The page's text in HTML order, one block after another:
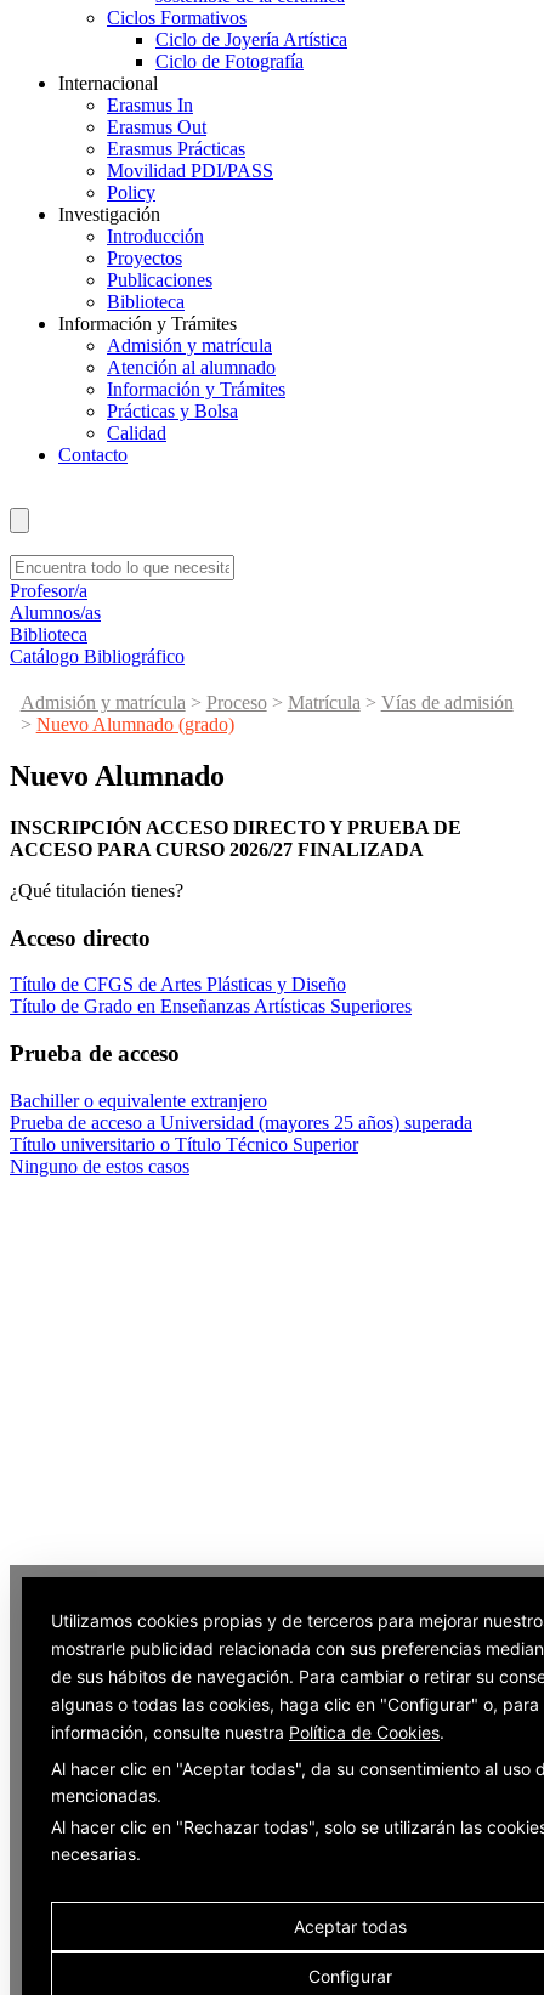
Ciclos Formativos
Ciclo de Joyería Artística
Ciclo de Fotografía
Internacional
Erasmus In
Erasmus Out
Erasmus Prácticas
Movilidad PDI/PASS
Policy
Investigación
Introducción
Proyectos
Publicaciones
Biblioteca
Información y Trámites
Admisión y matrícula
Atención al alumnado
Información y Trámites
Prácticas y Bolsa
Calidad
Contacto
Profesor/a
Alumnos/as
Biblioteca
Catálogo Bibliográfico
Admisión y matrícula > Proceso > Matrícula > Vías de admisión
> Nuevo Alumnado (grado)
Nuevo Alumnado
INSCRIPCIÓN ACCESO DIRECTO Y PRUEBA DE
ACCESO PARA CURSO 2026/27 FINALIZADA
¿Qué titulación tienes?
Acceso directo
Título de CFGS de Artes Plásticas y Diseño
Título de Grado en Enseñanzas Artísticas Superiores
Prueba de acceso
Bachiller o equivalente extranjero
Prueba de acceso a Universidad (mayores 25 años) superada
Título universitario o Título Técnico Superior
Ninguno de estos casos
Utilizamos cookies propias y de terceros para mejorar
mostrarle publicidad relacionada con sus preferencias
de sus hábitos de navegación. Para cambiar o retirar su
algunas o todas las cookies, haga clic en "Configurar" o, para
información, consulte nuestra Política de Cookies.
Al hacer clic en "Aceptar todas", da su consentimiento al uso
mencionadas.
Al hacer clic en "Rechazar todas", solo se utilizarán las
necesarias.
Aceptar todas
Configurar